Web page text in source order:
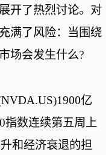
开了热烈讨论。对
满了风险：当围绕
场会发生什么?
亿
指数连续第五周上
和经济衰退的担